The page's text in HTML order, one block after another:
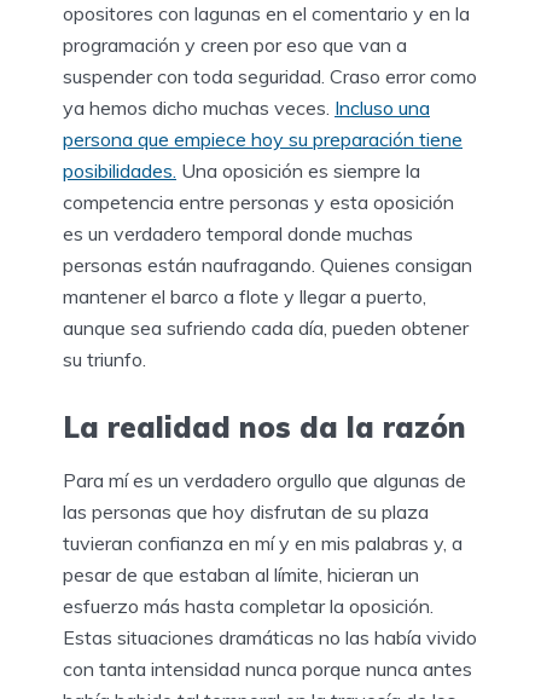
opositores con lagunas en el comentario y en la
programación y creen por eso que van a
suspender con toda seguridad. Craso error como
ya hemos dicho muchas veces. Incluso una
persona que empiece hoy su preparación tiene
posibilidades. Una oposición es siempre la
competencia entre personas y esta oposición
es un verdadero temporal donde muchas
personas están naufragando. Quienes consigan
mantener el barco a flote y llegar a puerto,
aunque sea sufriendo cada día, pueden obtener
su triunfo.
La realidad nos da la razón
Para mí es un verdadero orgullo que algunas de
las personas que hoy disfrutan de su plaza
tuvieran confianza en mí y en mis palabras y, a
pesar de que estaban al límite, hicieran un
esfuerzo más hasta completar la oposición.
Estas situaciones dramáticas no las había vivido
con tanta intensidad nunca porque nunca antes